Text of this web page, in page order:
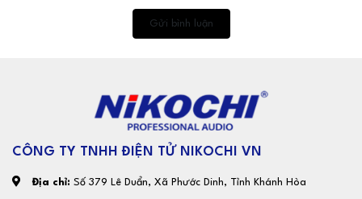
Gửi bình luận
CÔNG TY TNHH ĐIỆN TỬ NIKOCHI VN
Địa chỉ: Số 379 Lê Duẩn, Xã Phước Dinh, Tỉnh Khánh Hòa